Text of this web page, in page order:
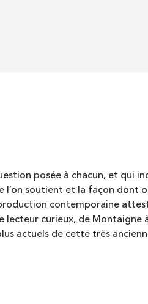
posée à chacun, et
l’on soutient et la façon dont
contemporaine
lecteur curieux, de Montaigne
actuels de cette très